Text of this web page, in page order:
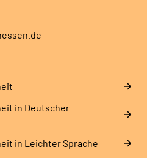
in Deutscher
in Leichter Sprache